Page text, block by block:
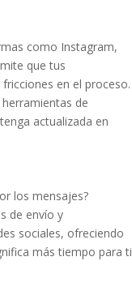
como Instagram,
que tus
en el proceso.
de
actualizada en
los mensajes?
de envío y
sociales, ofreciendo
más tiempo para ti